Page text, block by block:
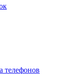
телефонов